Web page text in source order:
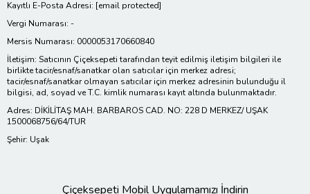
Kayıtlı E-Posta Adresi: [email protected]
Vergi Numarası: -
Mersis Numarası: 0000053170660840
İletişim: Satıcının Çiçeksepeti tarafından teyit edilmiş iletişim bilgileri ile
birlikte tacir/esnaf/sanatkar olan satıcılar için merkez adresi;
tacir/esnaf/sanatkar olmayan satıcılar için merkez adresinin bulunduğu il
bilgisi, ad, soyad ve T.C. kimlik numarası kayıt altında bulunmaktadır.
Adres: DİKİLİTAŞ MAH. BARBAROS CAD. NO: 228 D MERKEZ/ UŞAK
1500068756/64/TUR
Şehir: Uşak
Çiçeksepeti Mobil Uygulamamızı İndirin